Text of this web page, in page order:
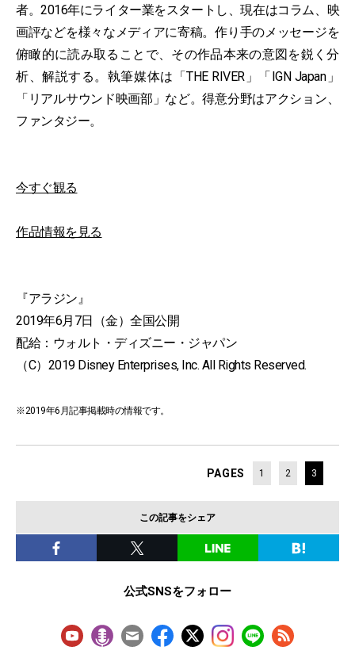
者。2016年にライター業をスタートし、現在はコラム、映
画評などを様々なメディアに寄稿。作り手のメッセージを
俯瞰的に読み取ることで、その作品本来の意図を鋭く分
析、解説する。執筆媒体は「THE RIVER」「IGN Japan」
「リアルサウンド映画部」など。得意分野はアクション、
ファンタジー。
今すぐ観る
作品情報を見る
『アラジン』
2019年6月7日（金）全国公開
配給：ウォルト・ディズニー・ジャパン
（C）2019 Disney Enterprises, Inc. All Rights Reserved.
※2019年6月記事掲載時の情報です。
PAGES 1 2 3
この記事をシェア
公式SNSをフォロー